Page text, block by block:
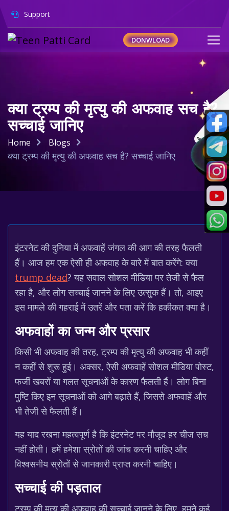
Support
DONWLOAD
क्या ट्रम्प की मृत्यु की अफवाह सच है?
सच्चाई जानिए
Home Blogs
क्या ट्रम्प की मृत्यु की अफवाह सच है? सच्चाई जानिए
इंटरनेट की दुनिया में अफवाहें जंगल की आग की तरह फैलती
हैं। आज हम एक ऐसी ही अफवाह के बारे में बात करेंगे: क्या
trump dead? यह सवाल सोशल मीडिया पर तेजी से फैल
रहा है, और लोग सच्चाई जानने के लिए उत्सुक हैं। तो, आइए
इस मामले की गहराई में उतरें और पता करें कि हकीकत क्या है।
अफवाहों का जन्म और प्रसार
किसी भी अफवाह की तरह, ट्रम्प की मृत्यु की अफवाह भी कहीं
न कहीं से शुरू हुई। अक्सर, ऐसी अफवाहें सोशल मीडिया पोस्ट,
फर्जी खबरों या गलत सूचनाओं के कारण फैलती हैं। लोग बिना
पुष्टि किए इन सूचनाओं को आगे बढ़ाते हैं, जिससे अफवाहें और
भी तेजी से फैलती हैं।
यह याद रखना महत्वपूर्ण है कि इंटरनेट पर मौजूद हर चीज सच
नहीं होती। हमें हमेशा स्रोतों की जांच करनी चाहिए और
विश्वसनीय स्रोतों से जानकारी प्राप्त करनी चाहिए।
सच्चाई की पड़ताल
ट्रम्प की मृत्यु की अफवाह की सच्चाई जानने के लिए, हमने कई